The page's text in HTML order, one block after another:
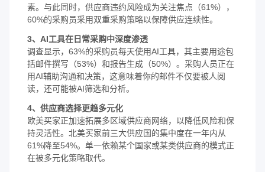
素。与此同时，供应商违约风险成为关注焦点（61%），
60%的采购员采用双重采购策略以保障供应连续性。
3、AI工具在日常采购中深度渗透
调查显示，63%的采购员每天使用AI工具，其主要用途包
括邮件撰写（53%）和报告生成（50%）。采购人员正在
用AI辅助沟通和决策，这意味着你的邮件不仅要被人阅
读，还可能被AI筛选和分析。
4、供应商选择更趋多元化
欧美买家正加速拓展多区域供应商网络，以降低风险和保
持灵活性。北美买家前三大供应国的集中度在一年内从
61%降至54%。单一依赖某个国家或某类供应商的模式正
在被多元化策略取代。